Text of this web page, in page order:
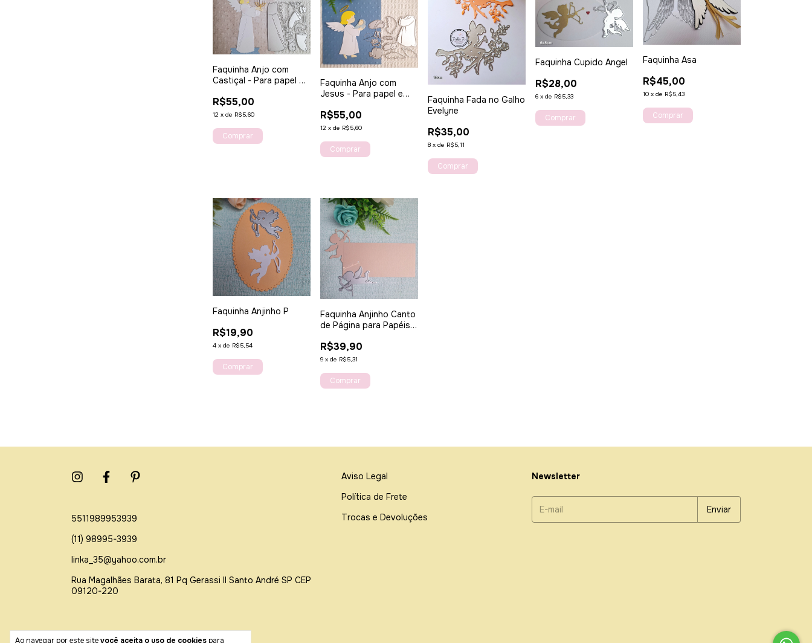
Ao navegar por este sitevocê aceita o uso de cookiespara
Faquinha Anjo com
Castiçal - Para papel e
R$55,00
12 xde R$5,60
Faquinha Anjo com
Jesus - Para papel e
R$55,00
12 xde R$5,60
Faquinha Fada no Galho
Evelyne
R$35,00
8 xde R$5,11
Faquinha Cupido Angel
R$28,00
6 xde R$5,33
Faquinha Asa
R$45,00
10 xde R$5,43
Faquinha Anjinho P
R$19,90
4 xde R$5,54
Faquinha Anjinho Canto
de Página para Papéis e
R$39,90
9 xde R$5,31
5511989953939
(11) 98995-3939
linka_35@yahoo.com.br
Rua Magalhães Barata, 81 Pq Gerassi ll Santo André SP CEP
09120-220
Aviso Legal
Política de Frete
Trocas e Devoluções
Newsletter
Meios de pagamento